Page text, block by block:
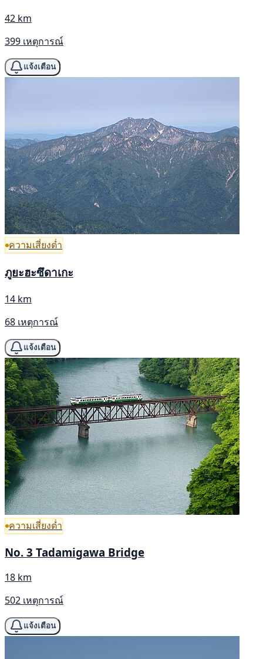
42 km
399 เหตุการณ์
แจ้งเตือน
ความเสี่ยงต่ำ
ภูยะฮะซึดาเกะ
14 km
68 เหตุการณ์
แจ้งเตือน
ความเสี่ยงต่ำ
No. 3 Tadamigawa Bridge
18 km
502 เหตุการณ์
แจ้งเตือน